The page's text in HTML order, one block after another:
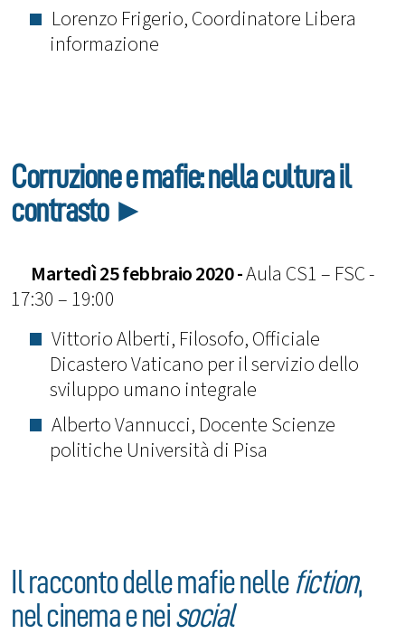
Lorenzo Frigerio, Coordinatore Libera
informazione
Corruzione e mafie: nella cultura il
contrasto ►
Martedì 25 febbraio 2020 -Aula CS1 – FSC -
17:30 – 19:00
Vittorio Alberti, Filosofo, Officiale
Dicastero Vaticano per il servizio dello
sviluppo umano integrale
Alberto Vannucci, Docente Scienze
politiche Università di Pisa
Il racconto delle mafie nelle fiction,
nel cinema e neisocial